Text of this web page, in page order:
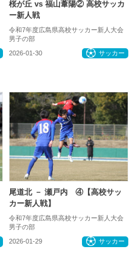
桜が丘 vs 福山葦陽② 高校サッカ
ー新人戦
令和7年度広島県高校サッカー新人大会
男子の部
2026-01-30 サッカー
尾道北 － 瀬戸内 ④【高校サッ
カー新人戦】
令和7年度広島県高校サッカー新人大会
男子の部
2026-01-29 サッカー